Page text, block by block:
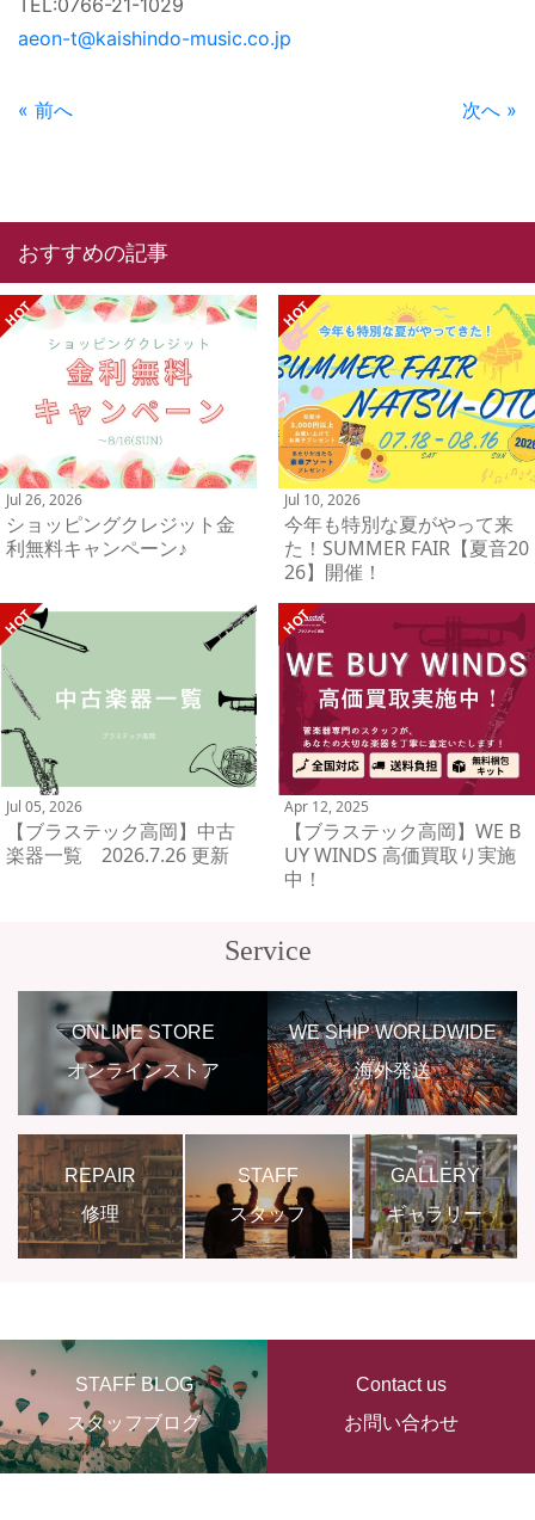
TEL:0766-21-1029
aeon-t@kaishindo-music.co.jp
« 前へ 次へ »
おすすめの記事
Jul 26, 2026
ショッピングクレジット金
利無料キャンペーン♪
Jul 10, 2026
今年も特別な夏がやって来
た！SUMMER FAIR【夏音20
26】開催！
Jul 05, 2026
【ブラステック高岡】中古
楽器一覧 2026.7.26 更新
Apr 12, 2025
【ブラステック高岡】WE B
UY WINDS 高価買取り実施
中！
Service
ONLINE STORE
オンラインストア
WE SHIP WORLDWIDE
海外発送
REPAIR
修理
STAFF
スタッフ
GALLERY
ギャラリー
STAFF BLOG
スタッフブログ
Contact us
お問い合わせ